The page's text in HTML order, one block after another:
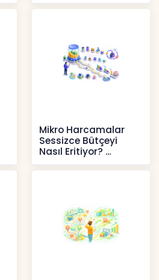
37’de
Mikro Harcamalar
Sessizce Bütçeyi
Nasıl Eritiyor?
İçerikler